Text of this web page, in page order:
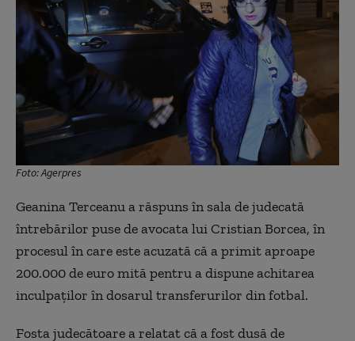
Foto: Agerpres
Geanina Terceanu a răspuns în sala de judecată
întrebărilor puse de avocata lui Cristian Borcea, în
procesul în care este acuzată că a primit aproape
200.000 de euro mită pentru a dispune achitarea
inculpaților în dosarul transferurilor din fotbal.
Fosta judecătoare a relatat că a fost dusă de